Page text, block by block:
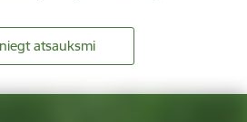
atsauksmi